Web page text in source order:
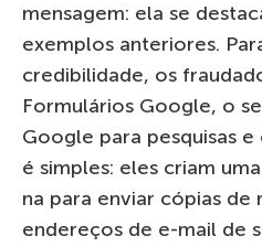
mensagem: ela se
exemplos anteriores.
credibilidade, os
Formulários Google, o
Google para pesquisas
é simples: eles criam
na para enviar cópias de
endereços de e-mail de